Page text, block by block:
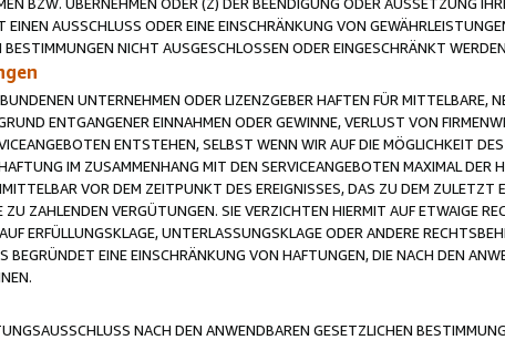
EINEN AUSSCHLUSS ODER EINE EINSCHRÄNKUNG VON
NICHT AUSGESCHLOSSEN ODER EINGESCHRÄNKT
UNTERNEHMEN ODER LIZENZGEBER HAFTEN FÜR MITTELBARE,
ENTGANGENER EINNAHMEN ODER GEWINNE, VERLUST VON
ENTSTEHEN, SELBST WENN WIR AUF DIE MÖGLICHKEIT
IM ZUSAMMENHANG MIT DEN SERVICEANGEBOTEN MAXIMAL DER
VOR DEM ZEITPUNKT DES EREIGNISSES, DAS ZU DEM ZULETZT
ZAHLENDEN VERGÜTUNGEN. SIE VERZICHTEN HIERMIT AUF ETWAIGE
ERFÜLLUNGSKLAGE, UNTERLASSUNGSKLAGE ODER ANDERE
BEGRÜNDET EINE EINSCHRÄNKUNG VON HAFTUNGEN, DIE NACH DEN
NACH DEN ANWENDBAREN GESETZLICHEN